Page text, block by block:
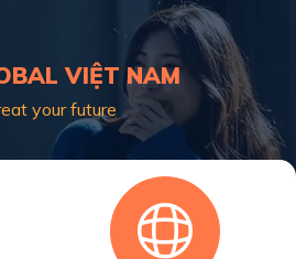
VIỆT NAM
your future